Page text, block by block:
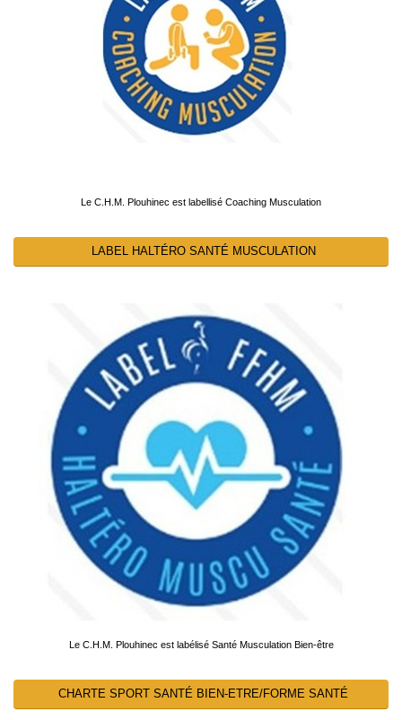
Le C.H.M. Plouhinec est labellisé Coaching Musculation
LABEL HALTÉRO SANTÉ MUSCULATION
Le C.H.M. Plouhinec est labélisé Santé Musculation Bien-être
CHARTE SPORT SANTÉ BIEN-ETRE/FORME SANTÉ